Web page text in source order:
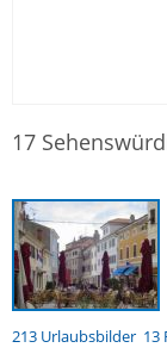
17
213 Urlaubsbilder 13